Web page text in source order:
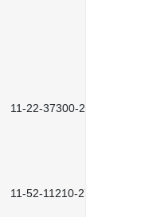
11-22-37300-2702
11-52-11210-2702